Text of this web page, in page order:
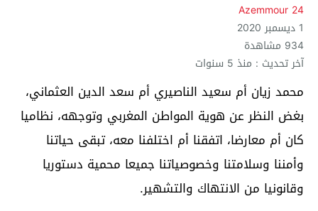
Azemmour 24
1 ديسمبر 2020
934 مشاهدة
آخر تحديث : منذ 5 سنوات
محمد زيان أم سعيد الناصيري أم سعد الدين العثماني،
بغض النظر عن هوية المواطن المغربي وتوجهه، نظاميا
كان أم معارضا، اتفقنا أم اختلفنا معه، تبقى حياتنا
وأمننا وسلامتنا وخصوصياتنا جميعا محمية دستوريا
وقانونيا من الانتهاك والتشهير.